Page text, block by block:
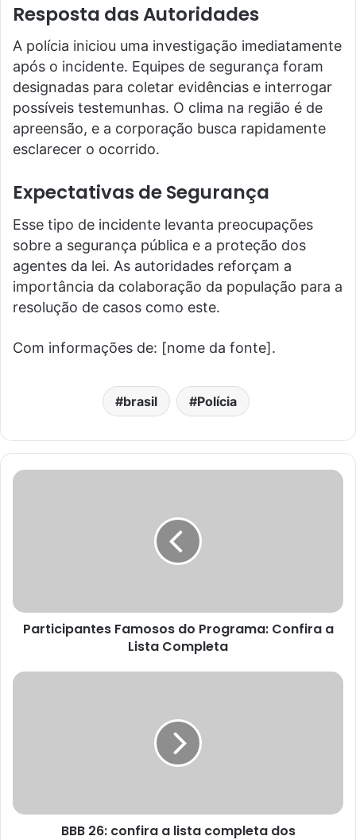
Resposta das Autoridades
A polícia iniciou uma investigação imediatamente
após o incidente. Equipes de segurança foram
designadas para coletar evidências e interrogar
possíveis testemunhas. O clima na região é de
apreensão, e a corporação busca rapidamente
esclarecer o ocorrido.
Expectativas de Segurança
Esse tipo de incidente levanta preocupações
sobre a segurança pública e a proteção dos
agentes da lei. As autoridades reforçam a
importância da colaboração da população para a
resolução de casos como este.
Com informações de: [nome da fonte].
brasil Polícia
Participantes Famosos do Programa: Confira a
Lista Completa
BBB 26: confira a lista completa dos